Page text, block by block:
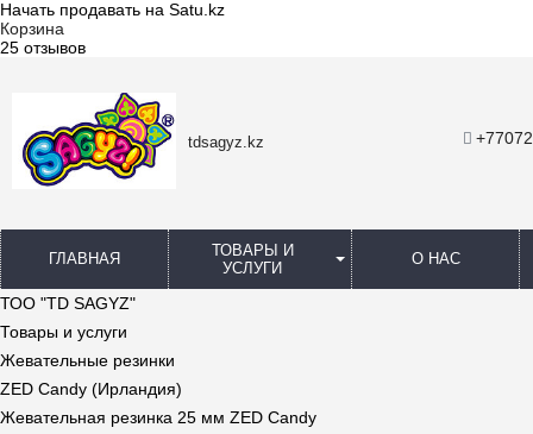
Начать продавать на Satu.kz
Корзина
25 отзывов
tdsagyz.kz
ГЛАВНАЯ
ТОВАРЫ И
УСЛУГИ
О НАС
ТОО "TD SAGYZ"
Товары и услуги
Жевательные резинки
ZED Candy (Ирландия)
Жевательная резинка 25 мм ZED Candy